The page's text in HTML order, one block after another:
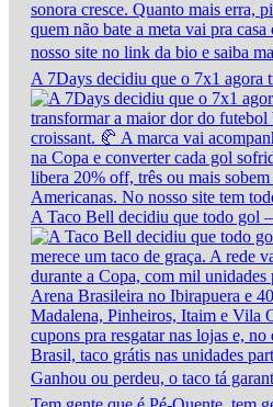
A 7Days decidiu que o 7x1 agora
A Taco Bell decidiu que todo gol